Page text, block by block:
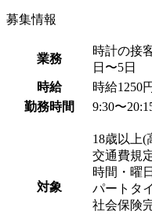
募集情報
業務
時計の接
日〜5日
時給
時給1250
勤務時間
9:30〜
対象
18歳以上(
交通費規
時間・曜
パートタ
社会保険